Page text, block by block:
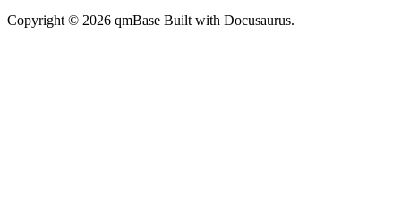
Copyright © 2026 qmBase Built with Docusaurus.